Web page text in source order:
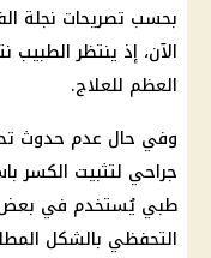
بحسب تصريحات نجلة
الآن، إذ ينتظر
العظم للعلاج.
وفي حال عدم حدوث
جراحي لتثبيت الكسر
طبي يُستخدم في بعض
التحفظي بالشكل